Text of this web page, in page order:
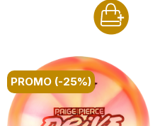
PROMO (-25%)